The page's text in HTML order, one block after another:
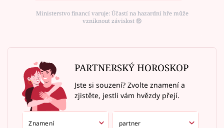
Ministerstvo financí varuje: Účastí na hazardní hře může
vzniknout závislost ⑱
PARTNERSKÝ HOROSKOP
Jste si souzení? Zvolte znamení a
zjistěte, jestli vám hvězdy přejí.